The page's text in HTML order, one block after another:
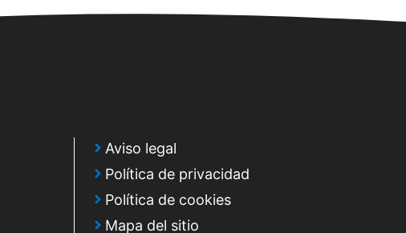
Aviso legal
Política de privacidad
Política de cookies
Mapa del sitio